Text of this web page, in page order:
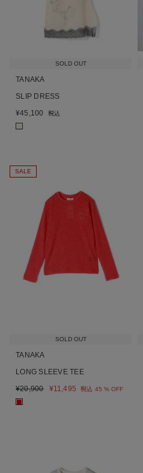
SOLD OUT
TANAKA
SLIP DRESS
¥45,100 税込
SOLD OUT
SALE
TANAKA
LONG SLEEVE TEE
¥20,900 ¥11,495 税込 45 % OFF
■